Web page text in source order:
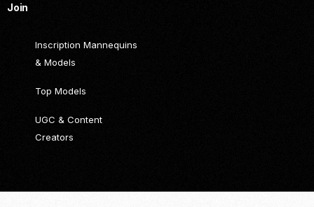
Join
Inscription Mannequins
& Models
Top Models
UGC & Content
Creators